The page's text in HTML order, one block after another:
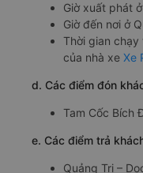
Giờ xuất phát
Giờ đến nơi ở
Thời gian chạy
của nhà xe Xe
d. Các điểm đón
Tam Cốc Bích
e. Các điểm trả
Quảng Trị –